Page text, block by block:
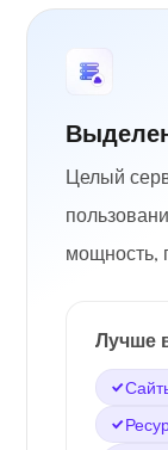
Целый
мощность,
Лучше